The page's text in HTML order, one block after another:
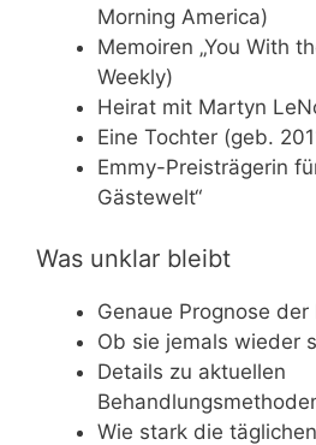
Morning America)
Memoiren „You With
Weekly)
Heirat mit Martyn
Eine Tochter (geb.
Emmy-Preisträgerin
Gästewelt“
Was unklar bleibt
Genaue Prognose
Ob sie jemals wieder
Details zu aktuellen
Wie stark die